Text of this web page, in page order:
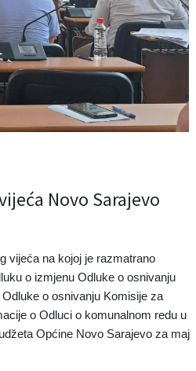
Novo Sarajevo
vijeća na kojoj je razmatrano
o izmjenu Odluke o osnivanju
o osnivanju Komisije za
o Odluci o komunalnom redu u
Općine Novo Sarajevo za maj